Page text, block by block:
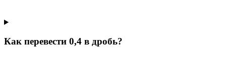
Как перевести 0,4 в дробь?